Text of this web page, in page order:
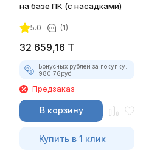
на базе ПК (с насадками)
5.0 (1)
32 659,16 T
Бонусных рублей за покупку:
980.76руб.
Предзаказ
В корзину
Купить в 1 клик